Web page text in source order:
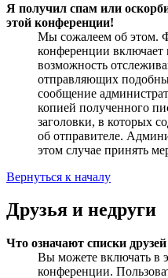
Я получил спам или
этой конференции!
Мы сожалеем об этом.
конференции
возможность
отправляющих
сообщение
копией полученного
заголовки, в которых
об отправителе.
этом случае принять
Вернуться к началу
Друзья и недруги
Что означают списки
Вы можете включать в
конференции.